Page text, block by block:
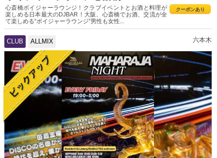
クーポンあり
心斎橋ボイジャーラウンジ！クラブイベントとお酒と料理が
楽しめる日本最大のDJBAR！大阪、心斎橋でお酒、交流が全
て楽しめる“ボイジャーラウンジ”男性も女性...
CLUB ALLMIX 六本木